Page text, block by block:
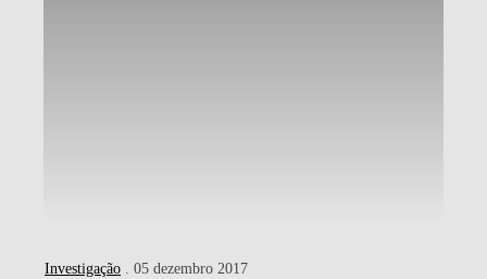
Investigação . 05 dezembro 2017